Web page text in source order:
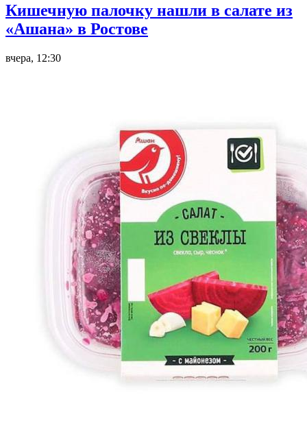
Кишечную палочку нашли в салате из
«Ашана» в Ростове
вчера, 12:30